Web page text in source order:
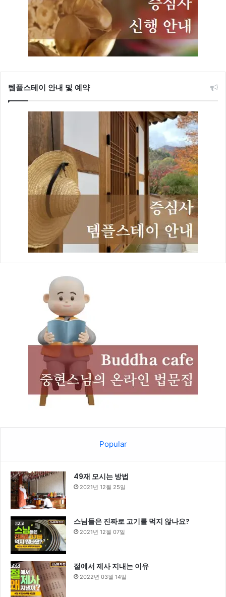
템플스테이 안내 및 예약
Popular
49재 모시는 방법
2021년 12월 25일
스님들은 진짜로 고기를 먹지 않나요?
2021년 12월 07일
절에서 제사 지내는 이유
2022년 03월 14일